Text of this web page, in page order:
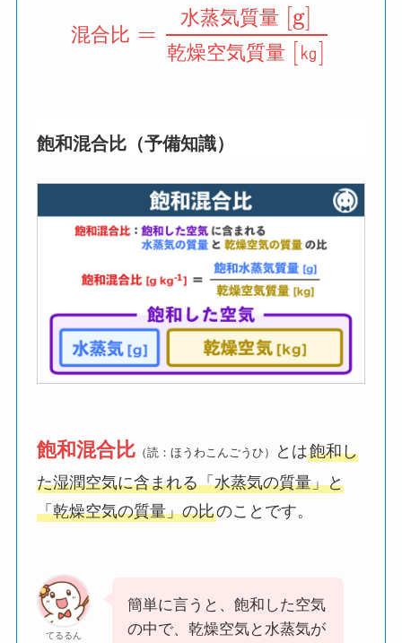
混合比 =
水蒸気質量 [g]
乾燥空気質量 [㎏]
飽和混合比（予備知識）
飽和混合比 （読：ほうわこんごうひ） とは飽和し
た湿潤空気に含まれる「水蒸気の質量」と
「乾燥空気の質量」の比のことです。
てるるん
簡単に言うと、飽和した空気
の中で、乾燥空気と水蒸気が